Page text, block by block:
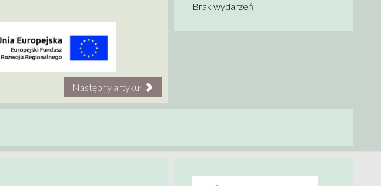
Następny artykuł
Brak wydarzeń